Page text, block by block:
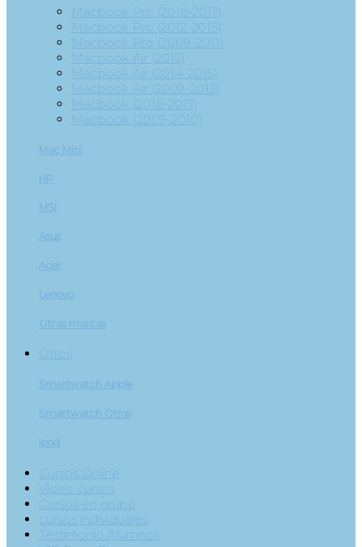
Macbook Pro (2016-2017)
Macbook Pro (2012-2015)
Macbook Pro (2009-2011)
Macbook Air (2017)
Macbook Air (2014-2015)
Macbook Air (2009-2013)
Macbook (2016-2017)
Macbook (2009-2010)
Mac Mini
HP
MSI
Asus
Acer
Lenovo
Otras marcas
Otros
Smartwatch Apple
Smartwatch Otros
Ipod
Cursos Online
Video cursos
Cursos en grupo
cursos individuales
Testimonio Alumnos